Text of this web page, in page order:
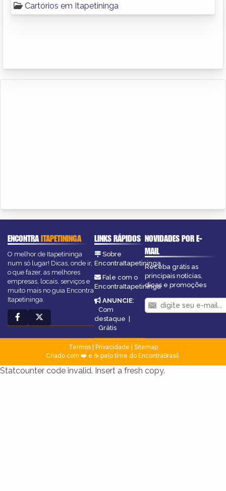
Cartórios em Itapetininga
ENCONTRAITAPETININGA
O melhor de Itapetininga
num só lugar! Dicas, onde ir,
o que fazer, as melhores
empresas, locais, serviços e
muito mais no guia Encontra
Itapetininga.
LINKS RÁPIDOS
Sobre
EncontraItapetininga
Fale com o
EncontraItapetininga
ANUNCIE:
Com
destaque |
Grátis
NOVIDADES POR E-
MAIL
Receba grátis as
principais notícias,
dicas e promoções
Termos| Privacidade
Sitemap
Criado com ❤️ e ☕ pelo time do EncontraBrasil
Statcounter code invalid. Insert a fresh copy.